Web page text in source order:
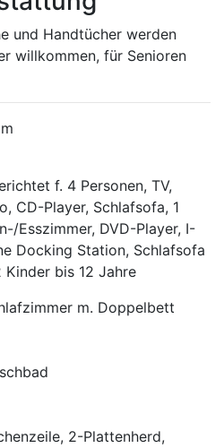
und Handtücher werden
willkommen, für Senioren
f. 4 Personen, TV,
CD-Player, Schlafsofa, 1
Esszimmer, DVD-Player, I-
Docking Station, Schlafsofa
Kinder bis 12 Jahre
m. Doppelbett
2-Plattenherd,